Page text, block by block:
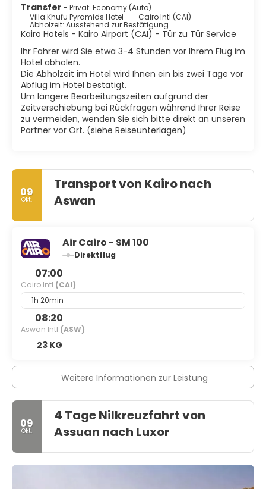
Transfer - Privat: Economy (Auto)
Villa Khufu Pyramids Hotel
Cairo Intl (CAI)
Abholzeit: Ausstehend zur Bestätigung
Kairo Hotels - Kairo Airport (CAI) - Tür zu Tür Service
Ihr Fahrer wird Sie etwa 3-4 Stunden vor Ihrem Flug im
Hotel abholen.
Die Abholzeit im Hotel wird Ihnen ein bis zwei Tage vor
Abflug im Hotel bestätigt.
Um längere Bearbeitungszeiten aufgrund der
Zeitverschiebung bei Rückfragen während Ihrer Reise
zu vermeiden, wenden Sie sich bitte direkt an unseren
Partner vor Ort. (siehe Reiseunterlagen)
09
Okt.
Transport von Kairo nach
Aswan
Air Cairo - SM 100
Direktflug
07:00
Cairo Intl (CAI)
1h 20min
08:20
Aswan Intl (ASW)
23 KG
Weitere Informationen zur Leistung
09
Okt.
4 Tage Nilkreuzfahrt von
Assuan nach Luxor